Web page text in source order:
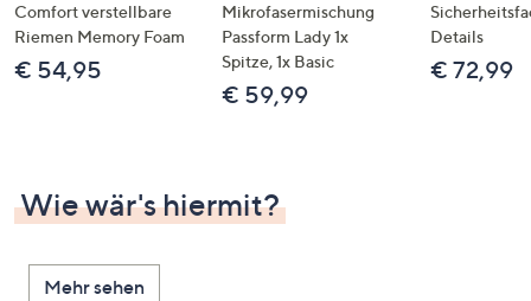
rechts,
um
diese
Comfort verstellbare
Riemen Memory Foam
€ 54,95
Mikrofasermischung
Passform Lady 1x
Spitze, 1x Basic
€ 59,99
Details
€ 72,99
Wie wär's hiermit?
Mehr sehen